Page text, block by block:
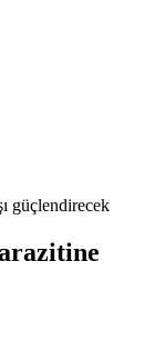
güçlendirecek